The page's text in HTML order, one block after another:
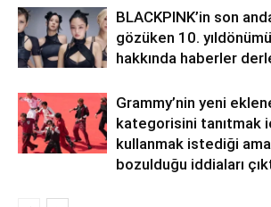
BLACKPINK’in son
gözüken 10.
hakkında haberler
Grammy’nin yeni
kategorisini tanıtmak
kullanmak istediği ama
bozulduğu iddiaları